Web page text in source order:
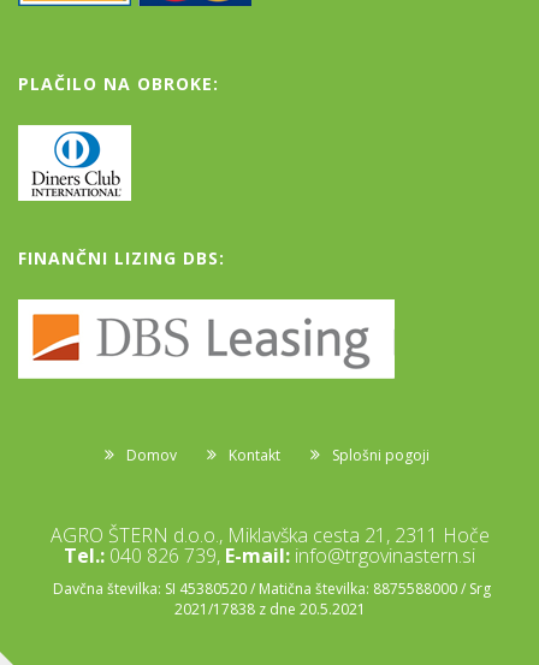
PLAČILO NA OBROKE:
FINANČNI LIZING DBS:
Domov Kontakt Splošni pogoji
AGRO ŠTERN d.o.o., Miklavška cesta 21, 2311 Hoče
Tel.: 040 826 739, E-mail: info@trgovinastern.si
Davčna številka: SI 45380520 / Matična številka: 8875588000 / Srg
2021/17838 z dne 20.5.2021